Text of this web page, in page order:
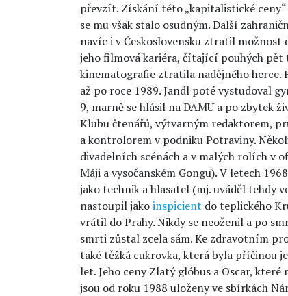
převzít. Získání této „kapitalistické
se mu však stalo osudným. Další
navíc i v Československu ztratil
jeho filmová kariéra, čítající pouhých
kinematografie ztratila nadějného herce.
až po roce 1989. Jandl poté vystudoval
9, marně se hlásil na DAMU a po zbytek
Klubu čtenářů, výtvarným redaktorem,
a kontrolorem v podniku Potraviny.
divadelních scénách a v malých rolích v
Máji a vysočanském Gongu). V letech
jako technik a hlasatel (mj. uváděl tehdy
nastoupil jakoinspicient do teplického
vrátil do Prahy. Nikdy se neoženil a po
smrti zůstal zcela sám. Ke zdravotním
také těžká cukrovka, která byla příčinou
let. Jeho ceny Zlatý glóbus a Oscar,
jsou od roku 1988 uloženy ve sbírkách